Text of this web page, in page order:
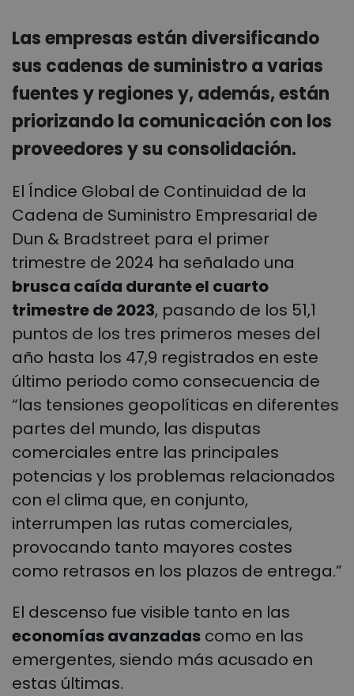
Las empresas están diversificando
sus cadenas de suministro a varias
fuentes y regiones y, además, están
priorizando la comunicación con los
proveedores y su consolidación.
El Índice Global de Continuidad de la
Cadena de Suministro Empresarial de
Dun & Bradstreet para el primer
trimestre de 2024 ha señalado una
brusca caída durante el cuarto
trimestre de 2023, pasando de los 51,1
puntos de los tres primeros meses del
año hasta los 47,9 registrados en este
último periodo como consecuencia de
“las tensiones geopolíticas en diferentes
partes del mundo, las disputas
comerciales entre las principales
potencias y los problemas relacionados
con el clima que, en conjunto,
interrumpen las rutas comerciales,
provocando tanto mayores costes
como retrasos en los plazos de entrega.”
El descenso fue visible tanto en las
economías avanzadas como en las
emergentes, siendo más acusado en
estas últimas.